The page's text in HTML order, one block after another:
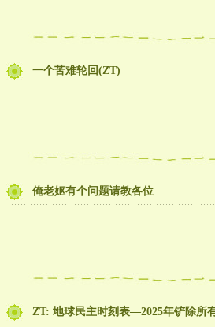
一个苦难轮回(ZT)
俺老妪有个问题请教各位
ZT: 地球民主时刻表––2025年铲除所